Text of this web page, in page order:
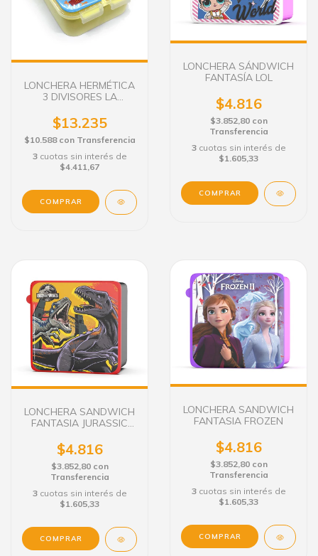
LONCHERA HERMÉTICA
3 DIVISORES LA
$13.235
$10.588 con Transferencia
3 cuotas sin interés de
$4.411,67
LONCHERA SÁNDWICH
FANTASÍA LOL
$4.816
$3.852,80 con
Transferencia
3 cuotas sin interés de
$1.605,33
LONCHERA SANDWICH
FANTASIA JURASSIC
$4.816
$3.852,80 con
Transferencia
3 cuotas sin interés de
$1.605,33
LONCHERA SANDWICH
FANTASIA FROZEN
$4.816
$3.852,80 con
Transferencia
3 cuotas sin interés de
$1.605,33